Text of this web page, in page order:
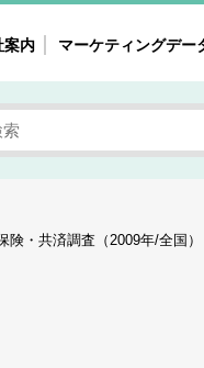
案内 マーケティングデー
女性の気持ちと消費がリ
自主調査レポート
険・共済調査（2009年/全国）